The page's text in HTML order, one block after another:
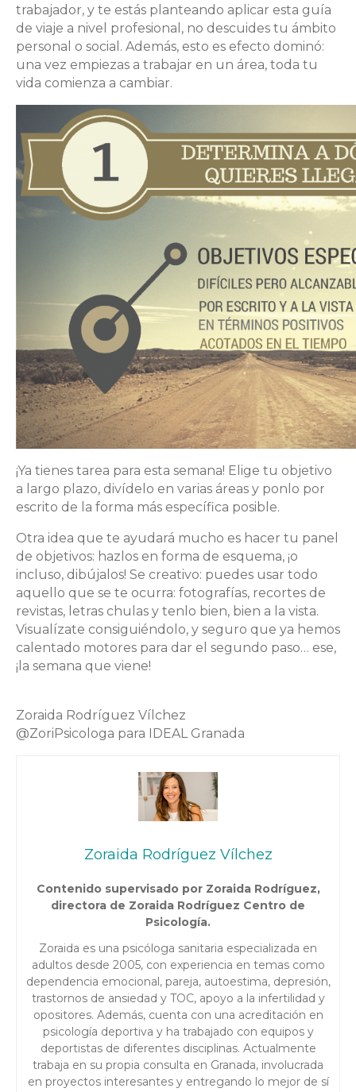
trabajador, y te estás planteando aplicar esta guía
de viaje a nivel profesional, no descuides tu ámbito
personal o social. Además, esto es efecto dominó:
una vez empiezas a trabajar en un área, toda tu
vida comienza a cambiar.
¡Ya tienes tarea para esta semana! Elige tu objetivo
a largo plazo, divídelo en varias áreas y ponlo por
escrito de la forma más específica posible.
Otra idea que te ayudará mucho es hacer tu panel
de objetivos: hazlos en forma de esquema, ¡o
incluso, dibújalos! Se creativo: puedes usar todo
aquello que se te ocurra: fotografías, recortes de
revistas, letras chulas y tenlo bien, bien a la vista.
Visualízate consiguiéndolo, y seguro que ya hemos
calentado motores para dar el segundo paso… ese,
¡la semana que viene!
Zoraida Rodríguez Vílchez
@ZoriPsicologa para IDEAL Granada
Zoraida Rodríguez Vílchez
Contenido supervisado por Zoraida Rodríguez,
directora de Zoraida Rodríguez Centro de
Psicología.
Zoraida es una psicóloga sanitaria especializada en
adultos desde 2005, con experiencia en temas como
dependencia emocional, pareja, autoestima, depresión,
trastornos de ansiedad y TOC, apoyo a la infertilidad y
opositores. Además, cuenta con una acreditación en
psicología deportiva y ha trabajado con equipos y
deportistas de diferentes disciplinas. Actualmente
trabaja en su propia consulta en Granada, involucrada
en proyectos interesantes y entregando lo mejor de sí